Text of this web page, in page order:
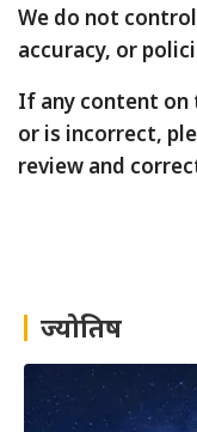
We do not
accuracy, or
If any content
or is incorrect,
review and
ज्योतिष